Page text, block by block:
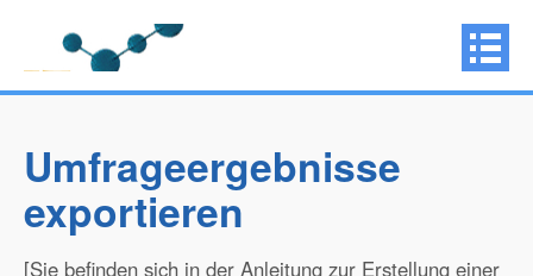
Umfrageergebnisse
exportieren
[Sie befinden sich in der Anleitung zur Erstellung einer